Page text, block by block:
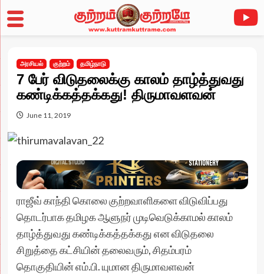
to
content
அரசியல் குற்றம் தமிழ்நாடு
7 பேர் விடுதலைக்கு காலம் தாழ்த்துவது
கண்டிக்கத்தக்கது! திருமாவளவன்
June 11, 2019
ராஜீவ் காந்தி கொலை குற்றவாளிகளை விடுவிப்பது
தொடர்பாக தமிழக ஆளுநர் முடிவெடுக்காமல் காலம்
தாழ்த்துவது கண்டிக்கத்தக்கது என விடுதலை
சிறுத்தை கட்சியின் தலைவரும், சிதம்பரம்
தொகுதியின் எம்.பி. யுமான திருமாவளவன்